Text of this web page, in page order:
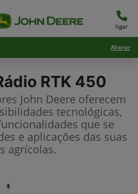
ligar
Alterar
RTK 450
John Deere oferecem
tecnológicas,
que se
e aplicações das suas
agrícolas.